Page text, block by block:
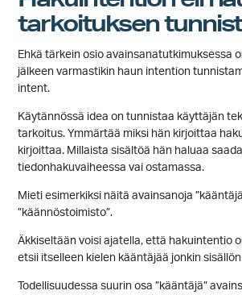
tarkoituksen
Ehkä tärkein osio avainsanatutkimuksessa
jälkeen varmastikin haun intention
intent.
Käytännössä idea on tunnistaa käyttäjän
tarkoitus. Ymmärtää miksi hän kirjoittaa
kirjoittaa. Millaista sisältöä hän haluaa
tiedonhakuvaiheessa vai ostamassa.
Mieti esimerkiksi näitä avainsanoja
”käännöstoimisto”.
Äkkiseltään voisi ajatella, että hakuintentio
etsii itselleen kielen kääntäjää jonkin
Todellisuudessa suurin osa ”kääntäjä”